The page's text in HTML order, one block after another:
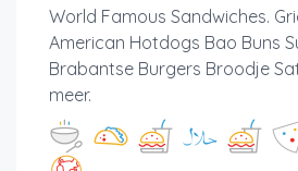
World Famous Sandwiches.
American Hotdogs Bao Buns
Brabantse Burgers Broodje
meer.